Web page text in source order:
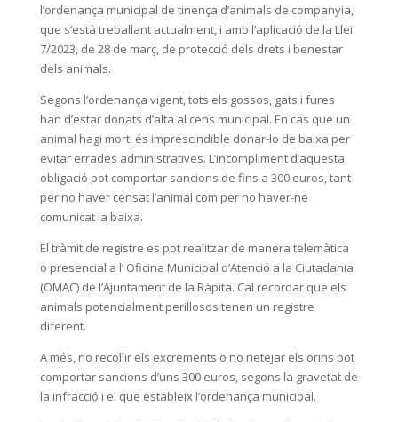
l’ordenança municipal de tinença d’animals de companyia,
que s’està treballant actualment, i amb l’aplicació de la Llei
7/2023, de 28 de març, de protecció dels drets i benestar
dels animals.
Segons l’ordenança vigent, tots els gossos, gats i fures
han d’estar donats d’alta al cens municipal. En cas que un
animal hagi mort, és imprescindible donar-lo de baixa per
evitar errades administratives. L’incompliment d’aquesta
obligació pot comportar sancions de fins a 300 euros, tant
per no haver censat l’animal com per no haver-ne
comunicat la baixa.
El tràmit de registre es pot realitzar de manera telemàtica
o presencial a l’ Oficina Municipal d’Atenció a la Ciutadania
(OMAC) de l’Ajuntament de la Ràpita. Cal recordar que els
animals potencialment perillosos tenen un registre
diferent.
A més, no recollir els excrements o no netejar els orins pot
comportar sancions d’uns 300 euros, segons la gravetat de
la infracció i el que estableix l’ordenança municipal.